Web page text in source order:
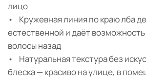
лицо
• Кружевная линия по краю лба
естественной и даёт
волосы назад
• Натуральная текстура без
блеска — красиво на улице, в